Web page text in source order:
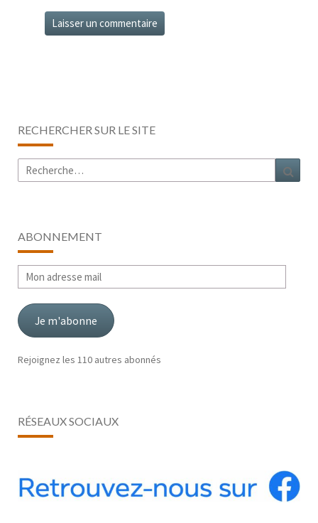
RECHERCHER SUR LE SITE
Rechercher :
ABONNEMENT
Mon
adresse
mail
Je m'abonne
Rejoignez les 110 autres abonnés
RÉSEAUX SOCIAUX